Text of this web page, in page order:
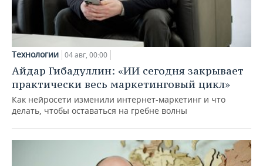
Технологии 04 авг, 00:00
Айдар Гибадуллин: «ИИ сегодня закрывает
практически весь маркетинговый цикл»
Как нейросети изменили интернет-маркетинг и что
делать, чтобы оставаться на гребне волны